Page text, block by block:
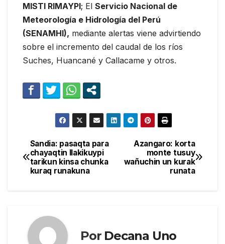
MISTI RIMAYPI; El Servicio Nacional de
Meteorología e Hidrología del Perú
(SENAMHI), mediante alertas viene advirtiendo
sobre el incremento del caudal de los ríos
Suches, Huancané y Callacame y otros.
Navegación
de
Azangaro: korta
monte tusuy
wañuchin un kurak
runata
Sandia: pasaqta para
chayaqtin llakikuypi
tarikun kinsa chunka
kuraq runakuna
Por Decana Uno